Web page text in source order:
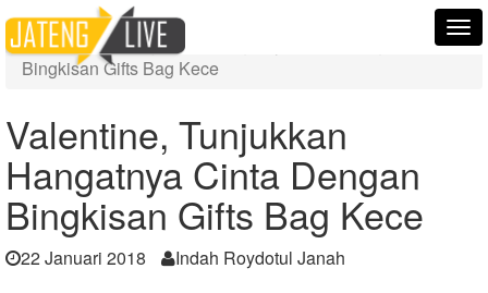
Home
Berita
Valentine, Tunjukkan Hangatnya Cinta Dengan
Bingkisan Gifts Bag Kece
Valentine, Tunjukkan
Hangatnya Cinta Dengan
Bingkisan Gifts Bag Kece
22 Januari 2018 Indah Roydotul Janah